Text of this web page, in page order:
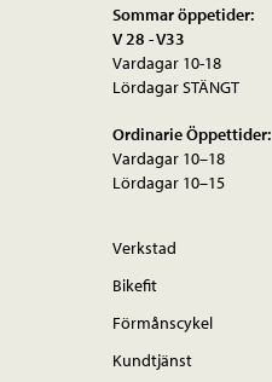
Sommar öppetider:
V 28 - V33
Vardagar 10-18
Lördagar STÄNGT
Ordinarie Öppettider:
Vardagar 10–18
Lördagar 10–15
Verkstad
Bikefit
Förmånscykel
Kundtjänst